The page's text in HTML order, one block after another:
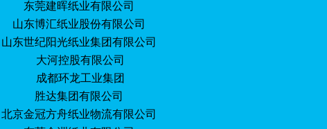
东莞建晖纸业有限公司
山东博汇纸业股份有限公司
山东世纪阳光纸业集团有限公司
大河控股有限公司
成都环龙工业集团
胜达集团有限公司
北京金冠方舟纸业物流有限公司